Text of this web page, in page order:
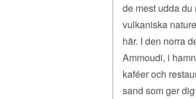
de mest udda
vulkaniska
här. I den norra
Ammoudi, i
kaféer och
sand som ger